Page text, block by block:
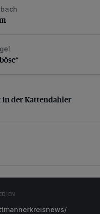
der Kattendahler Straße
in der Kattendahler